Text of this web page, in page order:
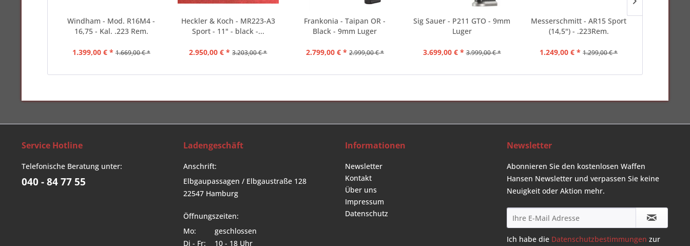
Windham - Mod. R16M4 -
16,75 - Kal. .223 Rem.
1.399,00 € * 1.669,00 € *
Heckler & Koch - MR223-A3
Sport - 11" - black -...
2.950,00 € * 3.203,00 € *
Frankonia - Taipan OR -
Black - 9mm Luger
2.799,00 € * 2.999,00 € *
Sig Sauer - P211 GTO - 9mm
Luger
3.699,00 € * 3.999,00 € *
Messerschmitt - AR15 Sport
(14,5") - .223Rem.
1.249,00 € * 1.299,00 € *
Service Hotline
Telefonische Beratung unter:
040 - 84 77 55
Ladengeschäft
Anschrift:
Elbgaupassagen / Elbgaustraße 128
22547 Hamburg
Öffnungszeiten:
Mo:
geschlossen
Di - Fr:
10 - 18 Uhr
Informationen
Newsletter
Kontakt
Über uns
Impressum
Datenschutz
Newsletter
Abonnieren Sie den kostenlosen Waffen
Hansen Newsletter und verpassen Sie keine
Neuigkeit oder Aktion mehr.
Ich habe die Datenschutzbestimmungen zur